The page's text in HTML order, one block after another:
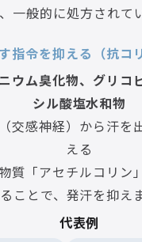
一般的に処方されて
指令を抑える（抗コ
ウム臭化物、グリコ
シル酸塩水和物
交感神経）から汗を
える
質「アセチルコリン
ことで、発汗を抑えま
代表例